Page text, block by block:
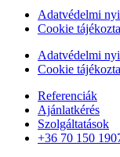
Adatvédelmi
Cookie
Adatvédelmi
Cookie
Referenciák
Ajánlatkérés
Szolgáltatások
+36 70 150